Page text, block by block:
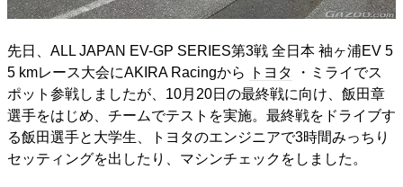
先日、ALL JAPAN EV-GP SERIES第3戦 全日本 袖ヶ浦EV 5
5 kmレース大会にAKIRA Racingから
トヨタ
・ミライでス
ポット参戦しましたが、10月20日の最終戦に向け、飯田章
選手をはじめ、チームでテストを実施。最終戦をドライブす
る飯田選手と大学生、トヨタのエンジニアで3時間みっちり
セッティングを出したり、マシンチェックをしました。